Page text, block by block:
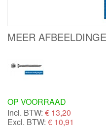
MEER
OP VOORRAAD
Incl. BTW: € 13,20
Excl. BTW: € 10,91